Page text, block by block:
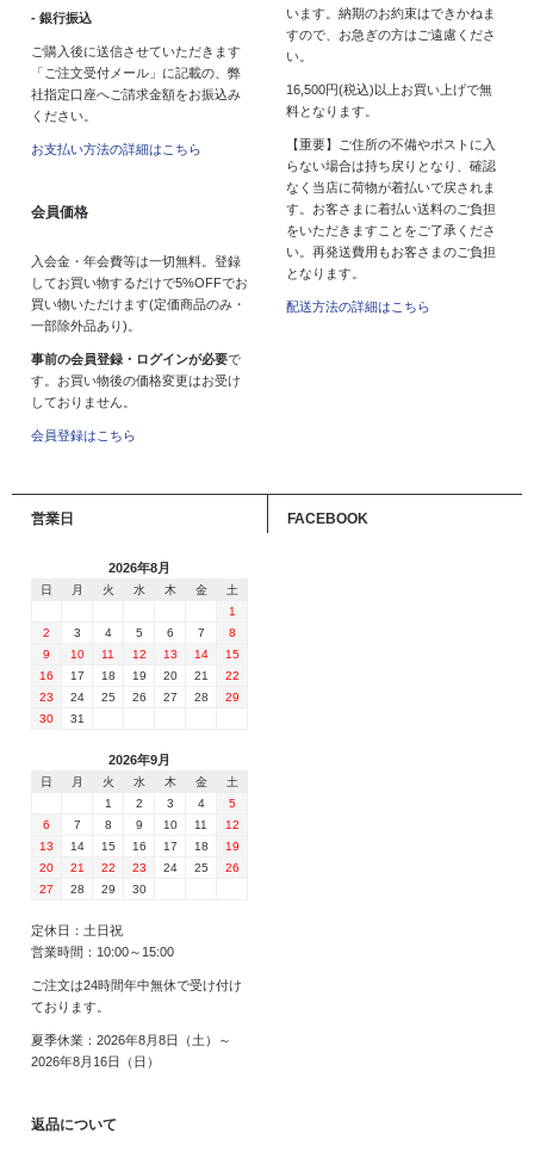
- 銀行振込
ご購入後に送信させていただきます
「ご注文受付メール」に記載の、弊
社指定口座へご請求金額をお振込み
ください。
お支払い方法の詳細はこちら
会員価格
入会金・年会費等は一切無料。登録
してお買い物するだけで5%OFFでお
買い物いただけます(定価商品のみ・
一部除外品あり)。
事前の会員登録・ログインが必要で
す。お買い物後の価格変更はお受け
しておりません。
会員登録はこちら
います。納期のお約束はできかねま
すので、お急ぎの方はご遠慮くださ
い。
16,500円(税込)以上お買い上げで無
料となります。
【重要】ご住所の不備やポストに入
らない場合は持ち戻りとなり、確認
なく当店に荷物が着払いで戻されま
す。お客さまに着払い送料のご負担
をいただきますことをご了承くださ
い。再発送費用もお客さまのご負担
となります。
配送方法の詳細はこちら
営業日
2026年8月
日 月 火 水 木 金
土
1
2
3 4 5 6 7
8
9
10 11 12 13 14
15
16
17 18 19 20 21
22
23
24 25 26 27 28
29
30
31
2026年9月
日 月 火 水 木 金
土
1
2 3 4
5
6
7 8 9 10 11
12
13
14 15 16 17 18
19
20
21 22 23 24 25
26
27
28 29 30
定休日：土日祝
営業時間：10:00～15:00
ご注文は24時間年中無休で受け付け
ております。
夏季休業：2026年8月8日（土）～
2026年8月16日（日）
返品について
FACEBOOK